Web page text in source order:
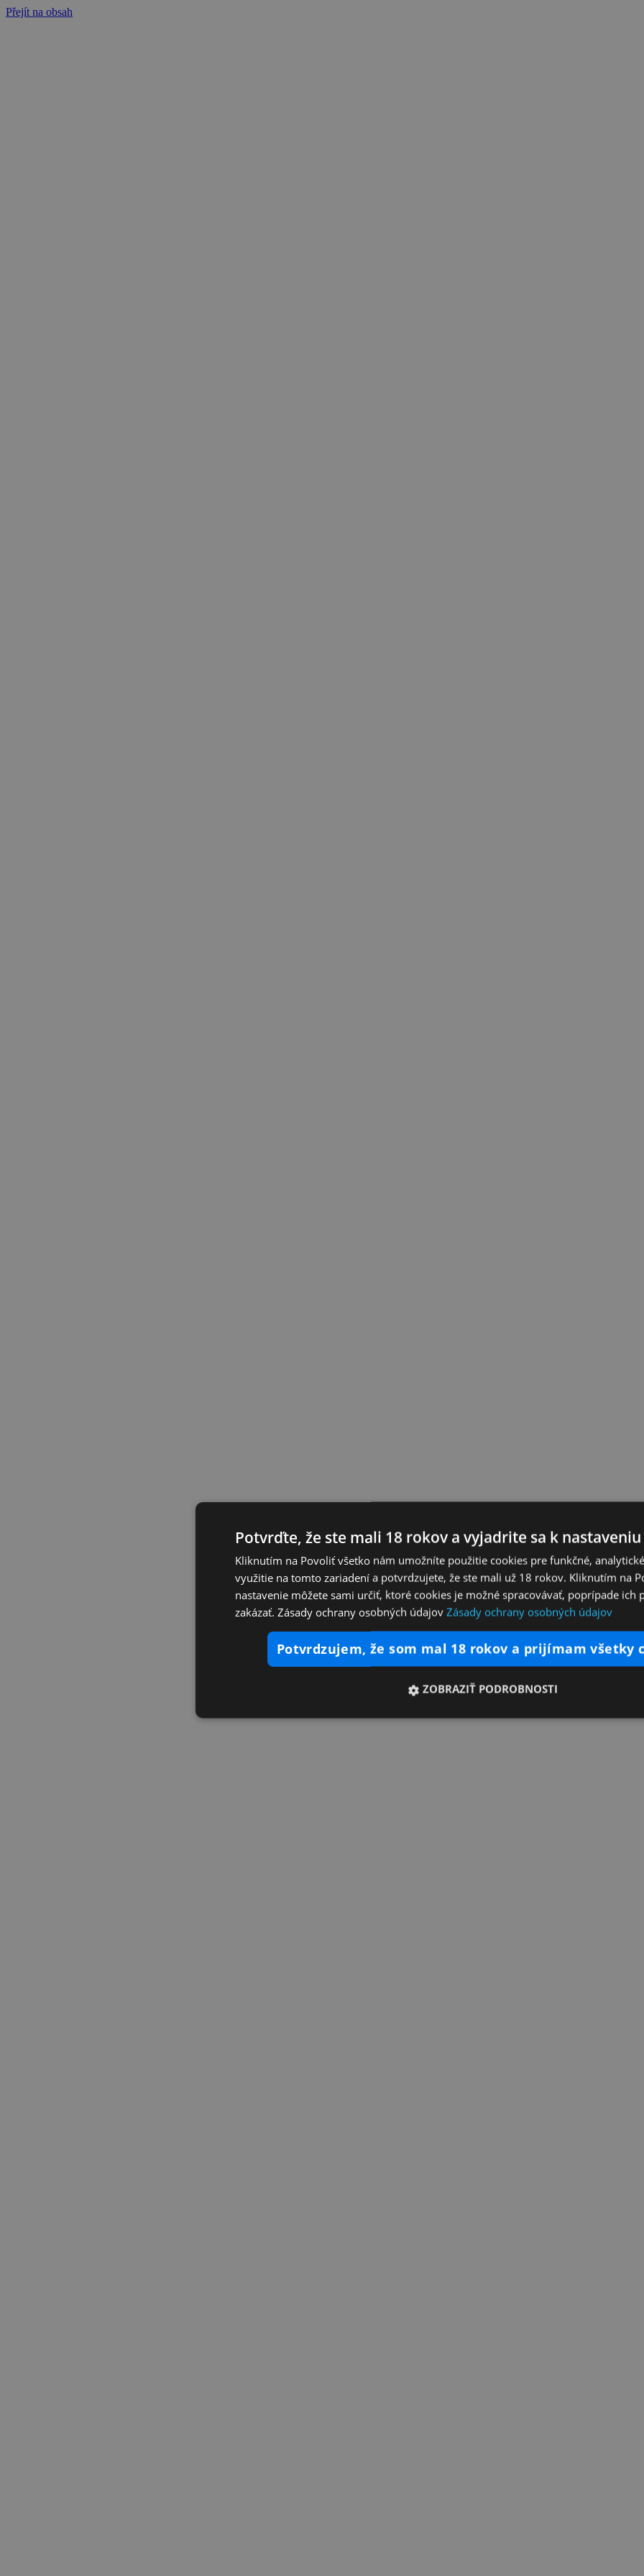
Přejít na obsah
Potvrďte, že ste mali 18 rokov a vyjadrite sa k
Kliknutím na Povoliť všetko nám umožníte použitie cookies pre funkčné,
využitie na tomto zariadení a potvrdzujete, že ste mali už 18 rokov. Kliknutím na
nastavenie môžete sami určiť, ktoré cookies je možné spracovávať, poprípade ich
zakázať. Zásady ochrany osobných údajov Zásady ochrany osobných údajov
potvrdzujem, že som mal 18 rokov a prijímam všetky
ZOBRAZIŤ PODROBNOSTI